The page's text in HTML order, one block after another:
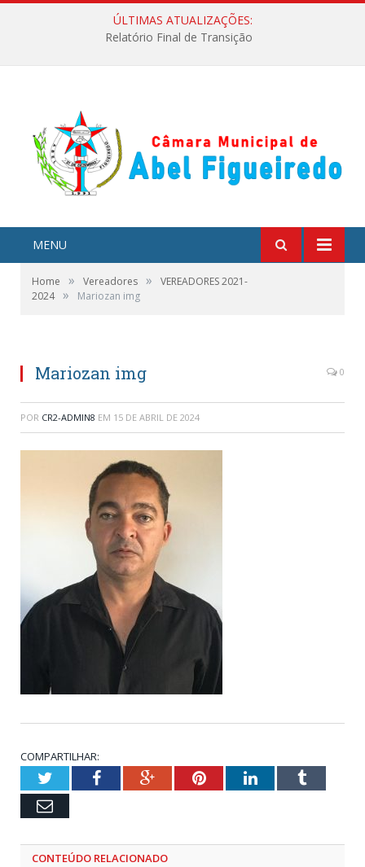
ÚLTIMAS ATUALIZAÇÕES:
Relatório Final de Transição
MENU
Home » Vereadores »
VEREADORES 2021-
2024 » Mariozan img
Mariozan img 0
POR CR2-ADMIN8 EM 15 DE ABRIL DE 2024
COMPARTILHAR:
TwitterFacebookGoogle+PinterestLinkedInTumblr
Email
CONTEÚDO RELACIONADO